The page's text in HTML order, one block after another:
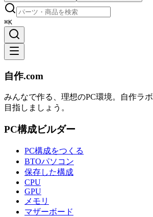
⌘K
自作.com
みんなで作る、理想のPC環境。 自作ラボ
目指しましょう。
PC構成ビルダー
PC構成をつくる
BTOパソコン
保存した構成
CPU
GPU
メモリ
マザーボード